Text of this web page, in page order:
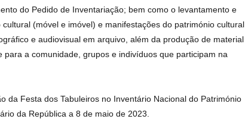
do Pedido de Inventariação; bem como o levantamento e
(móvel e imóvel) e manifestações do património cultural
e audiovisual em arquivo, além da produção de material
para a comunidade, grupos e indivíduos que participam na
da Festa dos Tabuleiros no Inventário Nacional do Património
da República a 8 de maio de 2023.